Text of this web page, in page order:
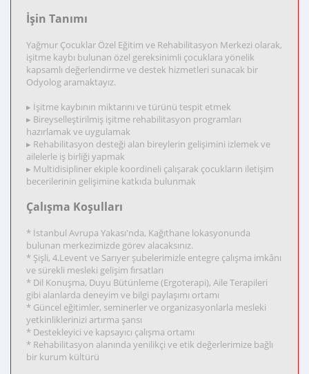
İşin Tanımı
Yağmur Çocuklar Özel Eğitim ve Rehabilitasyon Merkezi olarak,
işitme kaybı bulunan özel gereksinimli çocuklara yönelik
kapsamlı değerlendirme ve destek hizmetleri sunacak bir
Odyolog aramaktayız.
▸ İşitme kaybının miktarını ve türünü tespit etmek
▸ Bireyselleştirilmiş işitme rehabilitasyon programları
hazırlamak ve uygulamak
▸ Rehabilitasyon desteği alan bireylerin gelişimini izlemek ve
ailelerle iş birliği yapmak
▸ Multidisipliner ekiple koordineli çalışarak çocukların iletişim
becerilerinin gelişimine katkıda bulunmak
Çalışma Koşulları
* İstanbul Avrupa Yakası'nda, Kağıthane lokasyonunda
bulunan merkezimizde görev alacaksınız.
* Şişli, 4.Levent ve Sarıyer şubelerimizle entegre çalışma imkânı
ve sürekli mesleki gelişim fırsatları
* Dil Konuşma, Duyu Bütünleme (Ergoterapi), Aile Terapileri
gibi alanlarda deneyim ve bilgi paylaşımı ortamı
* Güncel eğitimler, seminerler ve organizasyonlarla mesleki
yetkinliklerinizi artırma şansı
* Destekleyici ve kapsayıcı çalışma ortamı
* Rehabilitasyon alanında yenilikçi ve etik değerlerimize bağlı
bir kurum kültürü